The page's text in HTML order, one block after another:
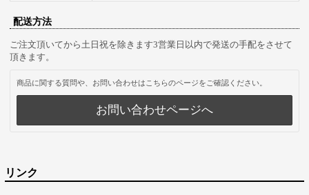
配送方法
ご注文頂いてから土日祝を除きます3営業日以内で発送の手配をさせて
頂きます。
商品に関する質問や、お問い合わせはこちらのページをご確認ください。
お問い合わせページへ
リンク